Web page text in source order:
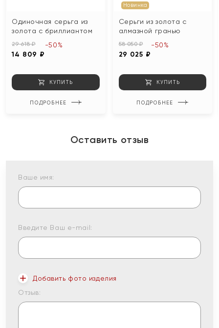
Одиночная серьга из
золота с бриллиантом
29 618 ₽
14 809 ₽
-50%
КУПИТЬ
ПОДРОБНЕЕ
Новинка
Серьги из золота с
алмазной гранью
58 050 ₽
29 025 ₽
-50%
КУПИТЬ
ПОДРОБНЕЕ
Оставить отзыв
Ваше имя:
Введите Ваш e-mail:
Добавить фото изделия
Отзыв: